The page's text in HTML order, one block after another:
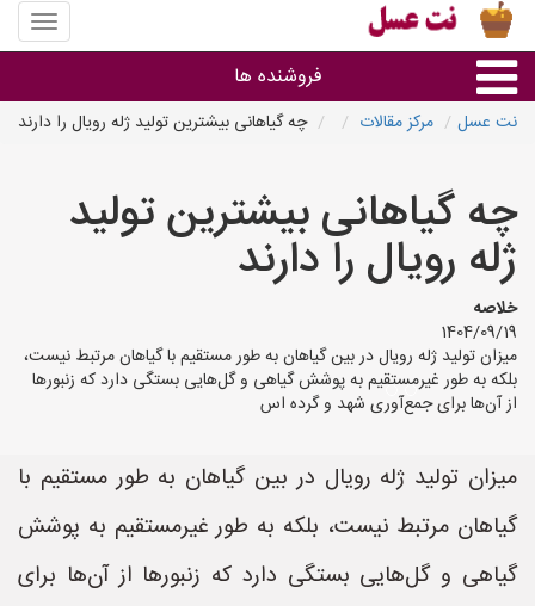
منوی
سایت
عسل
فروشنده ها
استان ها
نت عسل مرکز مقالات چه گیاهانی بیشترین تولید ژله رویال را دارند
چه گیاهانی بیشترین تولید
ژله رویال را دارند
خلاصه
1404/09/19
میزان تولید ژله رویال در بین گیاهان به طور مستقیم با گیاهان مرتبط نیست،
بلکه به طور غیرمستقیم به پوشش گیاهی و گل‌هایی بستگی دارد که زنبورها
از آن‌ها برای جمع‌آوری شهد و گرده اس
میزان تولید ژله رویال در بین گیاهان به طور مستقیم با
گیاهان مرتبط نیست، بلکه به طور غیرمستقیم به پوشش
گیاهی و گل‌هایی بستگی دارد که زنبورها از آن‌ها برای